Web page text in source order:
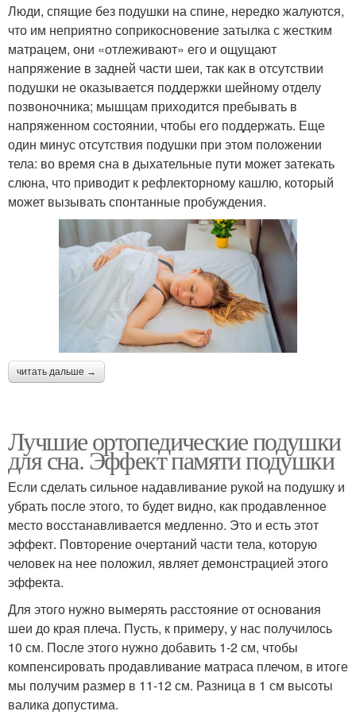
Люди, спящие без подушки на спине, нередко жалуются,
что им неприятно соприкосновение затылка с жестким
матрацем, они «отлеживают» его и ощущают
напряжение в задней части шеи, так как в отсутствии
подушки не оказывается поддержки шейному отделу
позвоночника; мышцам приходится пребывать в
напряженном состоянии, чтобы его поддержать. Еще
один минус отсутствия подушки при этом положении
тела: во время сна в дыхательные пути может затекать
слюна, что приводит к рефлекторному кашлю, который
может вызывать спонтанные пробуждения.
читать дальше →
Лучшие ортопедические подушки
для сна. Эффект памяти подушки
Если сделать сильное надавливание рукой на подушку и
убрать после этого, то будет видно, как продавленное
место восстанавливается медленно. Это и есть этот
эффект. Повторение очертаний части тела, которую
человек на нее положил, являет демонстрацией этого
эффекта.
Для этого нужно вымерять расстояние от основания
шеи до края плеча. Пусть, к примеру, у нас получилось
10 см. После этого нужно добавить 1-2 см, чтобы
компенсировать продавливание матраса плечом, в итоге
мы получим размер в 11-12 см. Разница в 1 см высоты
валика допустима.